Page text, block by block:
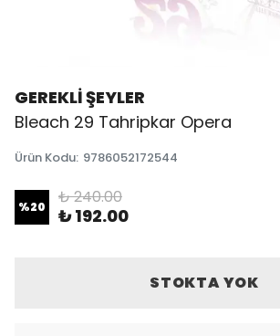
GEREKLİ ŞEYLER
Bleach 29 Tahripkar Opera
Ürün Kodu: 9786052172544
%20 ₺ 240.00
₺ 192.00
STOKTA YOK